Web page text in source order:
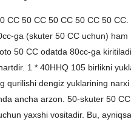
CC 50 CC 50 CC 50 CC 50 CC.
ga (skuter 50 CC uchun) ham
50 CC odatda 80cc-ga
1 * 40HHQ 105 birlikni
qurilishi dengiz yuklarining
ancha arzon. 50-skuter 50
yaxshi vositadir. Bu,